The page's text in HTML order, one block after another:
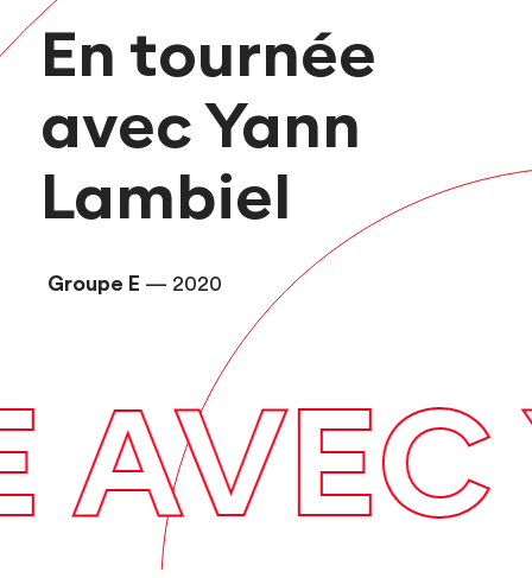
En tournée
avec Yann
Lambiel
Groupe E — 2020
play_arrow